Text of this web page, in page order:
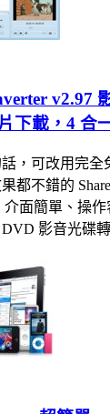
v2.97
下載，4 合
，可改用完全
都不錯的
介面簡單、操
影音光碟